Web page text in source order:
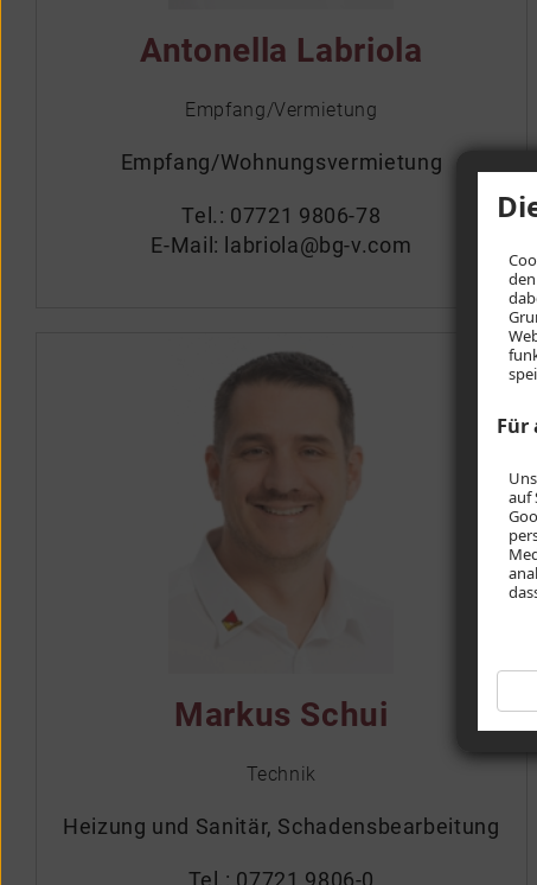
Antonella Labriola
Empfang/Vermietung
Empfang/Wohnungsvermietung
Tel.: 07721 9806-78
E-Mail: labriola@bg-v.com
Markus Schui
Technik
Heizung und Sanitär, Schadensbearbeitung
Tel.: 07721 9806-0
Für
auf